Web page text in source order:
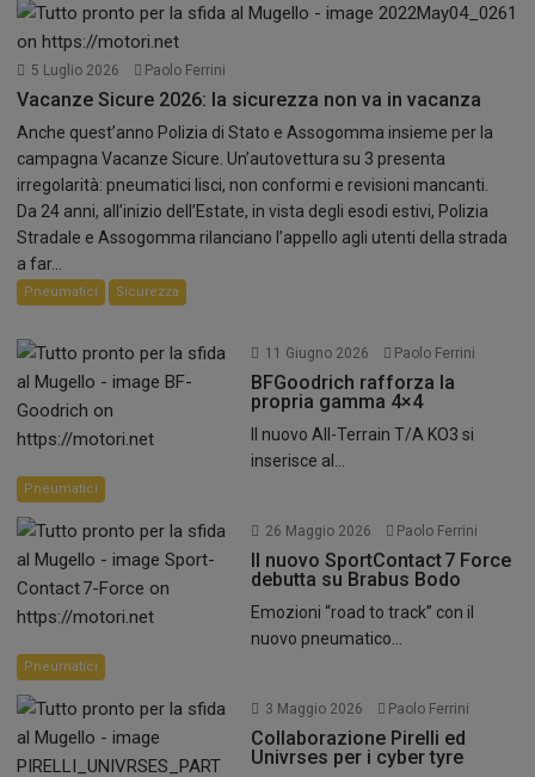
5 Luglio 2026 Paolo Ferrini
Vacanze Sicure 2026: la sicurezza non va in vacanza
Anche quest’anno Polizia di Stato e Assogomma insieme per la
campagna Vacanze Sicure. Un’autovettura su 3 presenta
irregolarità: pneumatici lisci, non conformi e revisioni mancanti.
Da 24 anni, all’inizio dell’Estate, in vista degli esodi estivi, Polizia
Stradale e Assogomma rilanciano l’appello agli utenti della strada
a far...
Pneumatici Sicurezza
11 Giugno 2026 Paolo Ferrini
BFGoodrich rafforza la
propria gamma 4×4
Il nuovo All-Terrain T/A KO3 si
inserisce al...
Pneumatici
26 Maggio 2026 Paolo Ferrini
Il nuovo SportContact 7 Force
debutta su Brabus Bodo
Emozioni “road to track” con il
nuovo pneumatico...
Pneumatici
3 Maggio 2026 Paolo Ferrini
Collaborazione Pirelli ed
Univrses per i cyber tyre